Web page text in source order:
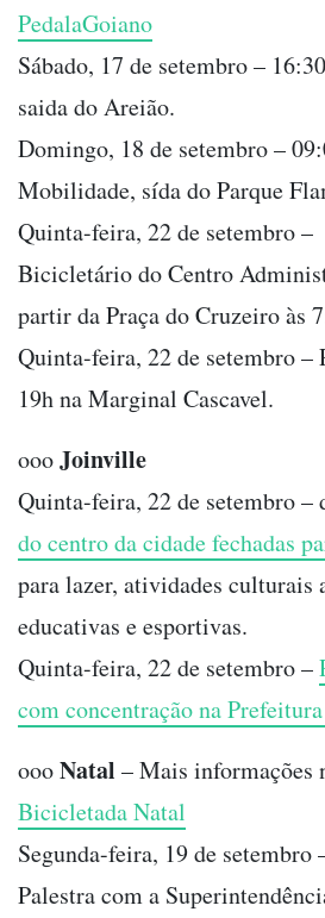
PedalaGoiano
Sábado, 17 de setembro –
saida do Areião.
Domingo, 18 de setembro –
Mobilidade, sída do Parque
Quinta-feira, 22 de setembro
Bicicletário do Centro
partir da Praça do Cruzeiro às
Quinta-feira, 22 de setembro –
19h na Marginal Cascavel.
oooJoinville
Quinta-feira, 22 de setembro –
do centro da cidade fechadas
para lazer, atividades culturais
educativas e esportivas.
Quinta-feira, 22 de setembro –
com concentração na
oooNatal – Mais informações
Bicicletada Natal
Segunda-feira, 19 de
Palestra com a